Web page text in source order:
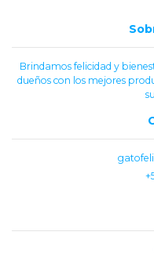
Brindamos felicidad y
dueños con los mejores